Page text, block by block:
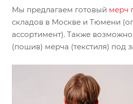
Мы предлагаем готовый мерч
складов в Москве и Тюмени
ассортимент). Также
(пошив) мерча (текстиля) под